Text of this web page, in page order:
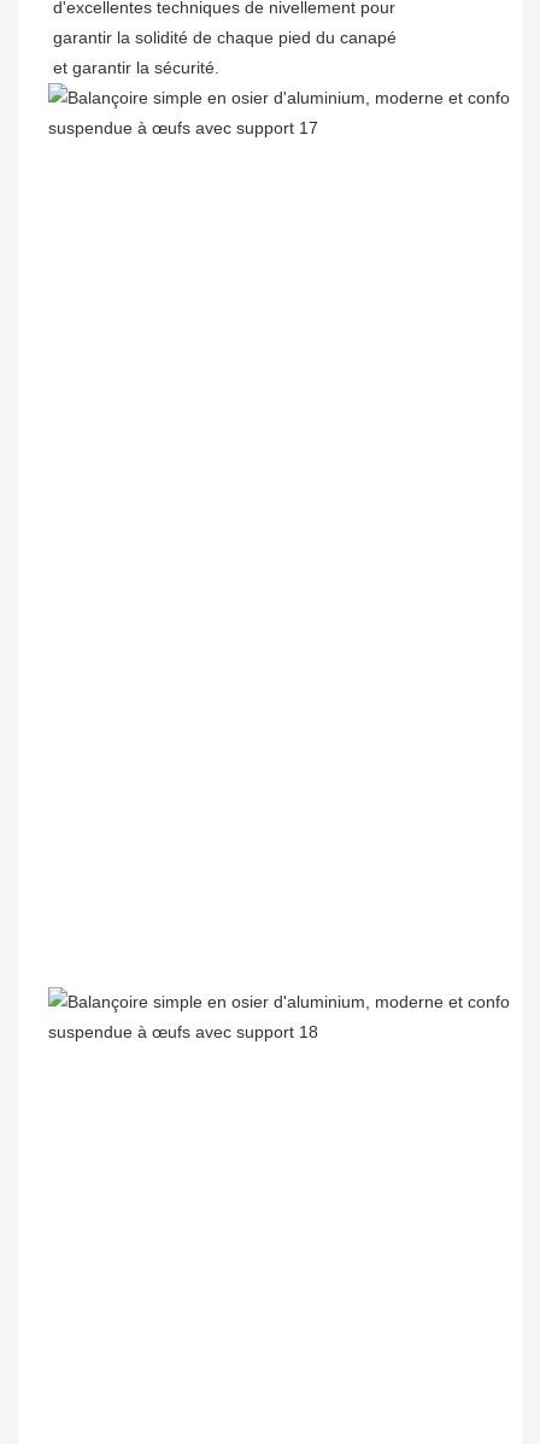
d'excellentes techniques de nivellement pour
garantir la solidité de chaque pied du canapé
et garantir la sécurité.